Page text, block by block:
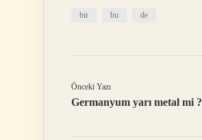
bir bu de
Önceki Yazı
Germanyum yarı metal mi ?